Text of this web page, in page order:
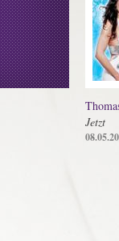
Jetzt